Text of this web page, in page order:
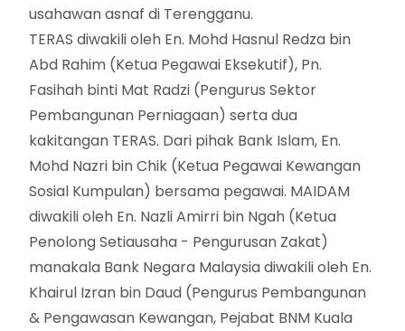
usahawan asnaf di Terengganu.
TERAS diwakili oleh En. Mohd Hasnul Redza bin
Abd Rahim (Ketua Pegawai Eksekutif), Pn.
Fasihah binti Mat Radzi (Pengurus Sektor
Pembangunan Perniagaan) serta dua
kakitangan TERAS. Dari pihak Bank Islam, En.
Mohd Nazri bin Chik (Ketua Pegawai Kewangan
Sosial Kumpulan) bersama pegawai. MAIDAM
diwakili oleh En. Nazli Amirri bin Ngah (Ketua
Penolong Setiausaha - Pengurusan Zakat)
manakala Bank Negara Malaysia diwakili oleh En.
Khairul Izran bin Daud (Pengurus Pembangunan
& Pengawasan Kewangan, Pejabat BNM Kuala